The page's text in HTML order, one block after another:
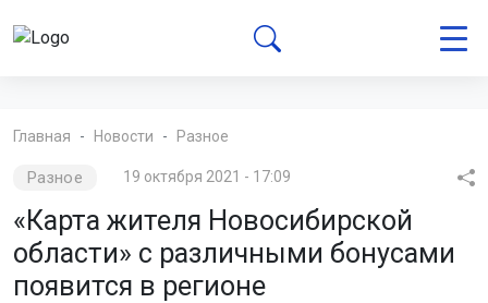
Главная Новости Разное
Разное 19 октября 2021 - 17:09
«Карта жителя Новосибирской
области» с различными бонусами
появится в регионе